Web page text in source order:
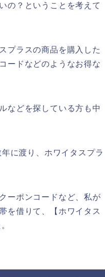
の？ということを考えて
プラスの商品を購入した
ードなどのようなお得な
などを探している方も中
に渡り、ホワイタスプラ
ーポンコードなど、私が
を借りて、【ホワイタス